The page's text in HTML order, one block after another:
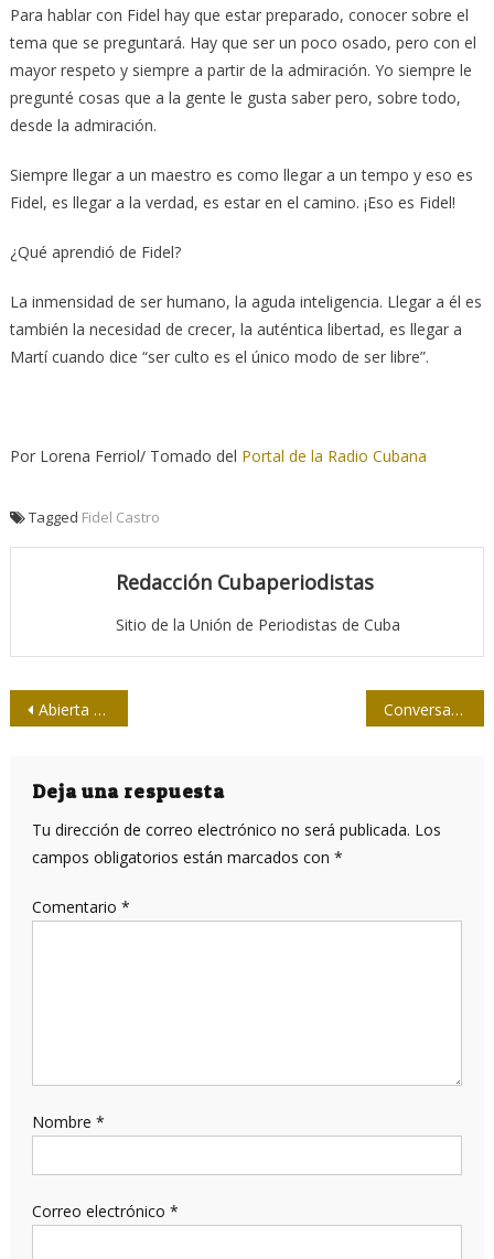
Para hablar con Fidel hay que estar preparado, conocer sobre el
tema que se preguntará. Hay que ser un poco osado, pero con el
mayor respeto y siempre a partir de la admiración. Yo siempre le
pregunté cosas que a la gente le gusta saber pero, sobre todo,
desde la admiración.
Siempre llegar a un maestro es como llegar a un tempo y eso es
Fidel, es llegar a la verdad, es estar en el camino. ¡Eso es Fidel!
¿Qué aprendió de Fidel?
La inmensidad de ser humano, la aguda inteligencia. Llegar a él es
también la necesidad de crecer, la auténtica libertad, es llegar a
Martí cuando dice “ser culto es el único modo de ser libre”.
Por Lorena Ferriol/ Tomado del Portal de la Radio Cubana
Tagged Fidel Castro
Redacción Cubaperiodistas
Sitio de la Unión de Periodistas de Cuba
Navegación
entradas
Abierta expo del fotógrafo Andrej Palacko en el Memorial José Martí Conversando con el Presidente de la Felap : Todos vivos, en la acción presente y por venir
Deja una respuesta
Tu dirección de correo electrónico no será publicada. Los
campos obligatorios están marcados con *
Comentario *
Nombre *
Correo electrónico *